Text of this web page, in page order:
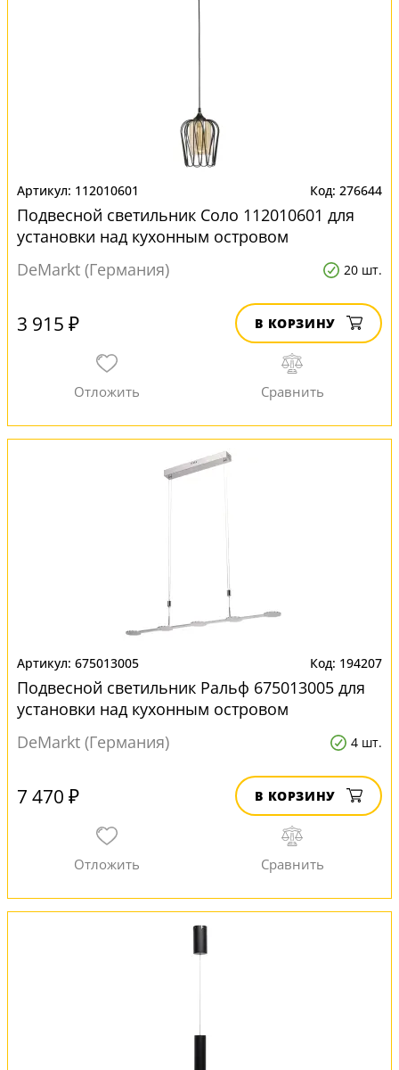
112010601 276644
Подвесной светильник Соло 112010601 для
установки над кухонным островом
DeMarkt (Германия)
20 шт.
3 915 ₽ В КОРЗИНУ
675013005 194207
Подвесной светильник Ральф 675013005 для
установки над кухонным островом
DeMarkt (Германия)
4 шт.
7 470 ₽ В КОРЗИНУ